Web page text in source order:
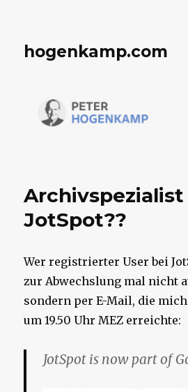
hogenkamp.com
Archivspezialist
JotSpot??
Wer registrierter User bei
zur Abwechslung mal nicht
sondern per E-Mail, die
um 19.50 Uhr MEZ erreichte:
JotSpot is now part of